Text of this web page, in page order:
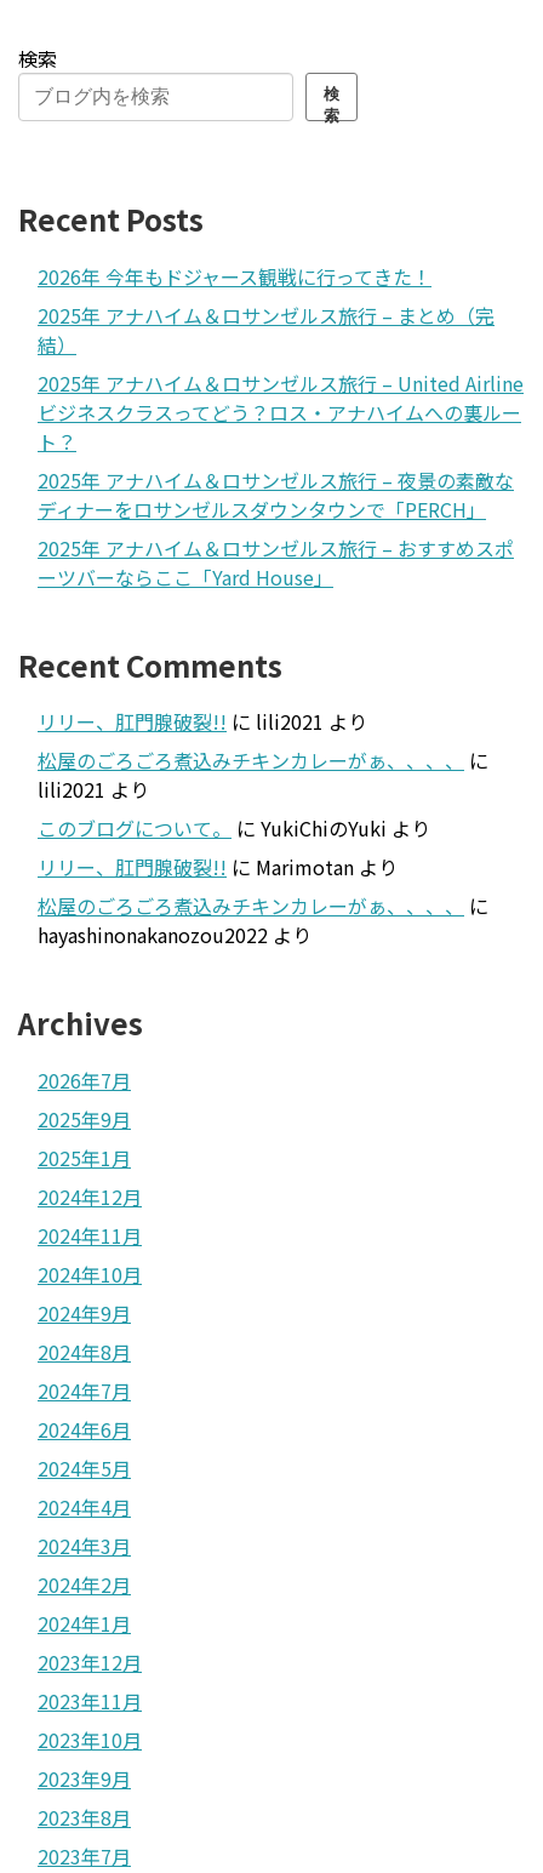
検索
検
索
Recent Posts
2026年 今年もドジャース観戦に行ってきた！
2025年 アナハイム＆ロサンゼルス旅行 – まとめ（完
結）
2025年 アナハイム＆ロサンゼルス旅行 – United Airline
ビジネスクラスってどう？ロス・アナハイムへの裏ルー
ト？
2025年 アナハイム＆ロサンゼルス旅行 – 夜景の素敵な
ディナーをロサンゼルスダウンタウンで「PERCH」
2025年 アナハイム＆ロサンゼルス旅行 – おすすめスポ
ーツバーならここ「Yard House」
Recent Comments
リリー、肛門腺破裂!! に lili2021 より
松屋のごろごろ煮込みチキンカレーがぁ、、、、
に
lili2021 より
このブログについて。
に YukiChiのYuki より
リリー、肛門腺破裂!! に Marimotan より
松屋のごろごろ煮込みチキンカレーがぁ、、、、
に
hayashinonakanozou2022 より
Archives
2026年7月
2025年9月
2025年1月
2024年12月
2024年11月
2024年10月
2024年9月
2024年8月
2024年7月
2024年6月
2024年5月
2024年4月
2024年3月
2024年2月
2024年1月
2023年12月
2023年11月
2023年10月
2023年9月
2023年8月
2023年7月